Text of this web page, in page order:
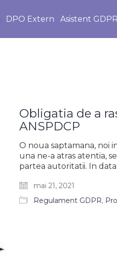
DPO Extern Asistent GDPR
Obligatia de a
ANSPDCP
O noua saptamana, noi
una ne-a atras atentia,
partea autoritatii. In data
mai 21, 2021
Regulament GDPR,